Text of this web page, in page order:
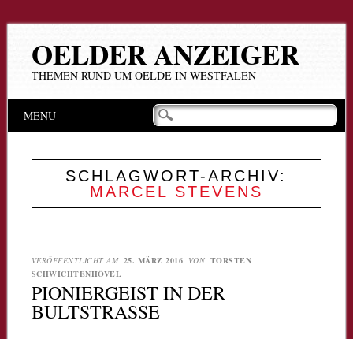
OELDER ANZEIGER
THEMEN RUND UM OELDE IN WESTFALEN
Hauptmenü
Inhalt
MENU
SCHLAGWORT-ARCHIV:
MARCEL STEVENS
VERÖFFENTLICHT AM 25. MÄRZ 2016 VON TORSTEN
SCHWICHTENHÖVEL
PIONIERGEIST IN DER
BULTSTRASSE